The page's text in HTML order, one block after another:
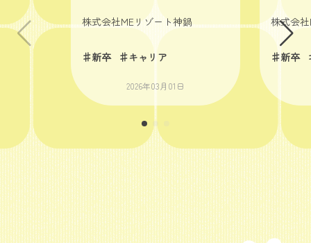
株式会社MEリゾート神鍋
♯新卒 ♯キャリア
2026年03月01日
株式会
♯新卒